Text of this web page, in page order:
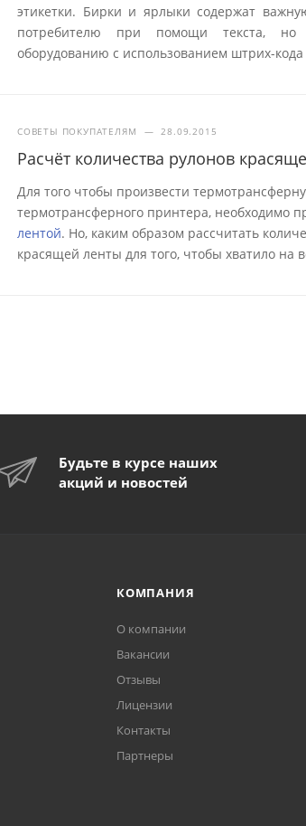
этикетки. Бирки и ярлыки содержат
потребителю при помощи текста, но
оборудованию с использованием штрих-
СОВЕТЫ ПОКУПАТЕЛЯМ — 28.09.2015
Расчёт количества рулонов
Для того чтобы произвести
термотрансферного принтера, необходимо
лентой. Но, каким образом рассчитать
красящей ленты для того, чтобы хватило на
Будьте в курсе наших
акций и новостей
КОМПАНИЯ
О компании
Вакансии
Отзывы
Лицензии
Контакты
Партнеры